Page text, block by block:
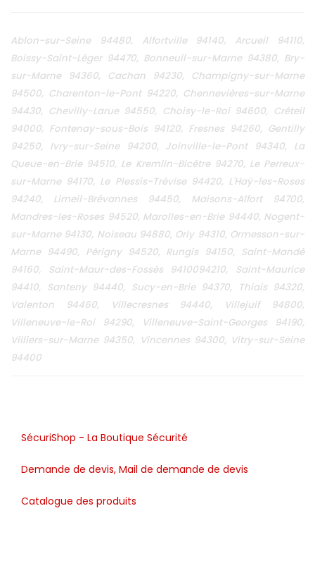
Ablon-sur-Seine 94480, Alfortville 94140, Arcueil 94110,
Boissy-Saint-Léger 94470, Bonneuil-sur-Marne 94380, Bry-
sur-Marne 94360, Cachan 94230, Champigny-sur-Marne
94500, Charenton-le-Pont 94220, Chennevières-sur-Marne
94430, Chevilly-Larue 94550, Choisy-le-Roi 94600, Créteil
94000, Fontenay-sous-Bois 94120, Fresnes 94260, Gentilly
94250, Ivry-sur-Seine 94200, Joinville-le-Pont 94340, La
Queue-en-Brie 94510, Le Kremlin-Bicêtre 94270, Le Perreux-
sur-Marne 94170, Le Plessis-Trévise 94420, L'Haÿ-les-Roses
94240, Limeil-Brévannes 94450, Maisons-Alfort 94700,
Mandres-les-Roses 94520, Marolles-en-Brie 94440, Nogent-
sur-Marne 94130, Noiseau 94880, Orly 94310, Ormesson-sur-
Marne 94490, Périgny 94520, Rungis 94150, Saint-Mandé
94160, Saint-Maur-des-Fossés 9410094210, Saint-Maurice
94410, Santeny 94440, Sucy-en-Brie 94370, Thiais 94320,
Valenton 94460, Villecresnes 94440, Villejuif 94800,
Villeneuve-le-Roi 94290, Villeneuve-Saint-Georges 94190,
Villiers-sur-Marne 94350, Vincennes 94300, Vitry-sur-Seine
94400
SécuriShop - La Boutique Sécurité
Demande de devis, Mail de demande de devis
Catalogue des produits